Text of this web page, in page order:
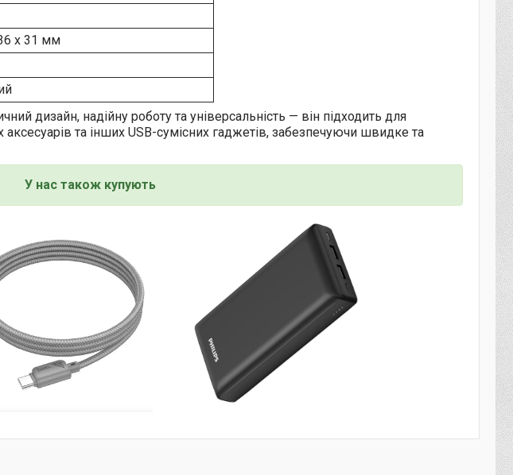
x 31 мм
дизайн, надійну роботу та універсальність — він підходить для
та інших USB-сумісних гаджетів, забезпечуючи швидке та
У нас також купують